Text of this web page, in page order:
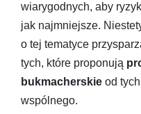
wiarygodnych, aby
jak najmniejsze.
o tej tematyce
tych, które proponują
bukmacherskie od
wspólnego.